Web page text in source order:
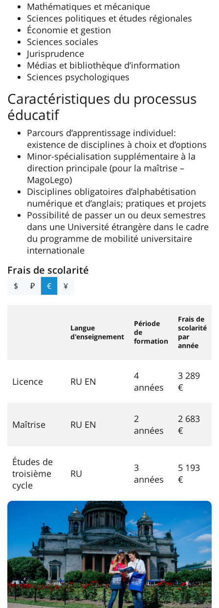
Mathématiques et mécanique
Sciences politiques et études régionales
Économie et gestion
Sciences sociales
Jurisprudence
Médias et bibliothèque d’information
Sciences psychologiques
Caractéristiques du processus
éducatif
Parcours d’apprentissage individuel:
existence de disciplines à choix et d’options
Minor-spécialisation supplémentaire à la
direction principale (pour la maîtrise –
MagoLego)
Disciplines obligatoires d’alphabétisation
numérique et d’anglais; pratiques et projets
Possibilité de passer un ou deux semestres
dans une Université étrangère dans le cadre
du programme de mobilité universitaire
internationale
Frais de scolarité
$ ₽ € ¥
Langue
d'enseignement
Période
de
formation
Frais de
scolarité
par
année
Licence RU EN
4
années
3 289
€
Maîtrise RU EN
2
années
2 683
€
Études de
troisième
cycle
RU
3
années
5 193
€